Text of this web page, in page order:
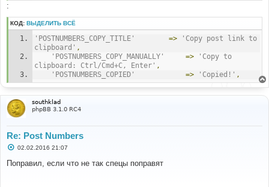
:
КОД: ВЫДЕЛИТЬ ВСЁ
'POSTNUMBERS_COPY_TITLE' =>
'Copy post link to
clipboard' ,
'POSTNUMBERS_COPY_MANUALLY'
=>
'Copy to
clipboard: Ctrl/Cmd+C, Enter' ,
'POSTNUMBERS_COPIED'
=> 'Copied!' ,
southklad
phpBB 3.1.0 RC4
Re: Post Numbers
С
о
б
02.02.2016 21:07
Поправил, если что не так спецы поправят